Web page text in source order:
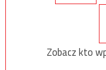
Zobacz kto